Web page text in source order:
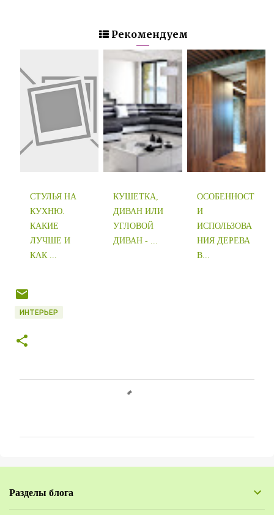
Рекомендуем
СТУЛЬЯ НА
КУХНЮ.
КАКИЕ
ЛУЧШЕ И
КАК ...
КУШЕТКА,
ДИВАН ИЛИ
УГЛОВОЙ
ДИВАН - ...
ОСОБЕННОСТ
И
ИСПОЛЬЗОВА
НИЯ ДЕРЕВА
В...
ИНТЕРЬЕР
е
т
Разделы блога